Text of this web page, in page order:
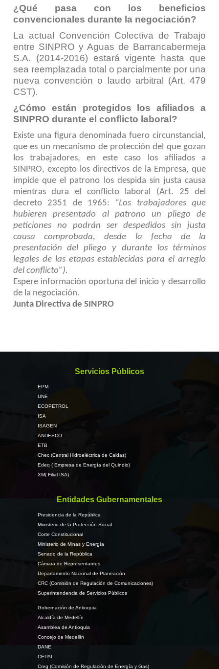
¿Qué pasa con los beneficios
convencionales durante la negociación?
La actual Convención Colectiva de Trabajo
entre SINPRO y Aguas de Barrancabermeja
S.A. (2014-2016) estará vigente hasta que
sea reemplazada total o parcialmente por una
nueva convención o laudo arbitral (Art. 479
CST).
¿Cómo están protegidos los afiliados a
SINPRO durante el conflicto laboral?
Existe una figura denominada fuero circunstancial,
que es un mecanismo de protección del que gozan
los trabajadores, en este caso los afiliados a
SINPRO, excepto los directivos de la Empresa, que
impide que el patrono los despida sin justa causa
mientras dura el conflicto laboral (Art. 25 del
decreto 2351 de 1965: “Los trabajadores que
hubieren presentado al patrono un pliego de
peticiones no podrán ser despedidos sin justa
causa comprobada, desde la fecha de la
presentación del pliego y durante los términos
legales de las etapas establecidas para el arreglo
del conflicto”).
Espere información oportuna del inicio y desarrollo
de la negociación.
Junta Directiva de SINPRO
Servicios Públicos
EPM
UNE
ECOPETROL
ISA
ISAGEN
ANDESCO
ETB
Chec (Central Hidroeléctrica de Caldas)
Edeq ( Empresa de Energía del Quindio)
XM( Filial ISA)
Entidades Gubernamentales
Presidencia de la República
Ministerio de la Protección Social
Corte Constitucional
Ministerio de Minas y Energía
Senado de la República
Cámara de Representantes
Departamento Nacional de Planeación
CRC (Comisión de Regulación de Comunicaciones)
Superintendencia de Servicios Públicos
Gobernación de Antioquia
Alcaldía de Medellín
Asamblea de Antioquia
Concejo de Medellín
DANE
CEPAL
Creg (Comisión de Regulación de Energía y Gas)